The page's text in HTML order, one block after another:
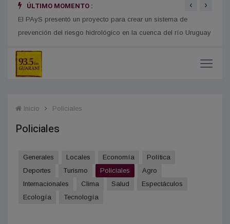
ÚLTIMO MOMENTO :
El PAyS presentó un proyecto para crear un sistema de
prevención del riesgo hidrológico en la cuenca del río Uruguay
‹ ›
Inicio Policiales
Policiales
Generales Locales Economía
Política
Deportes
Turismo Policiales
Agro
Internacionales
Clima Salud
Espectáculos
Ecología
Tecnología